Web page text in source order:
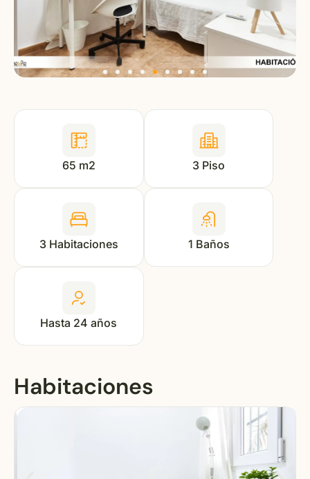
65 m2 3 Piso
3 Habitaciones 1 Baños
Hasta 24 años
Habitaciones